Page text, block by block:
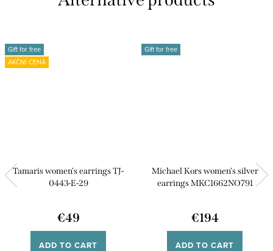
Gift for free
AKČNÍ CENA
Tamaris women's earrings TJ-
0443-E-29
€49
ADD TO CART
Gift for free
Michael Kors women's silver
earrings MKC1662NO791
€194
ADD TO CART